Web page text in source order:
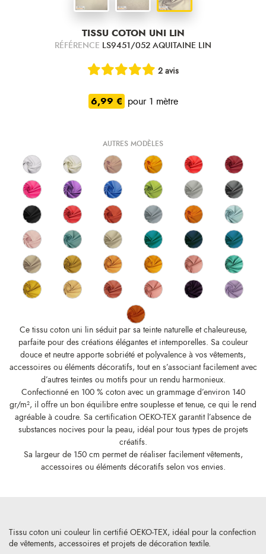
TISSU COTON UNI LIN
RÉFÉRENCE LS9451/052 AQUITAINE LIN
2 avis
6,99 € pour 1 mètre
AUTRES MODÈLES
Ce tissu coton uni lin séduit par sa teinte naturelle et chaleureuse,
parfaite pour des créations élégantes et intemporelles. Sa couleur
douce et neutre apporte sobriété et polyvalence à vos vêtements,
accessoires ou éléments décoratifs, tout en s’associant facilement avec
d’autres teintes ou motifs pour un rendu harmonieux.
Confectionné en 100 % coton avec un grammage d’environ 140
gr/m², il offre un bon équilibre entre souplesse et tenue, ce qui le rend
agréable à coudre. Sa certification OEKO-TEX garantit l’absence de
substances nocives pour la peau, idéal pour tous types de projets
créatifs.
Sa largeur de 150 cm permet de réaliser facilement vêtements,
accessoires ou éléments décoratifs selon vos envies.
Tissu coton uni couleur lin certifié OEKO-TEX, idéal pour la confection
de vêtements, accessoires et projets de décoration textile.